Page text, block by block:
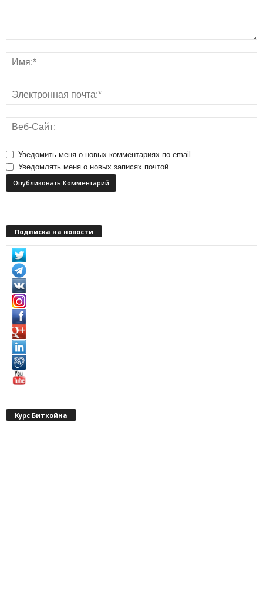
Уведомить меня о новых комментариях по email.
Уведомлять меня о новых записях почтой.
Подписка на новости
Курс Биткойна